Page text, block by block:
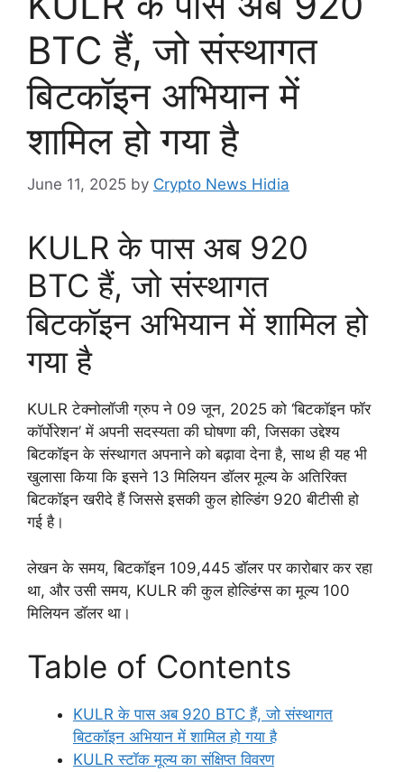
BTC हैं, जो संस्थागत
बिटकॉइन अभियान में
शामिल हो गया है
June 11, 2025 by Crypto News Hidia
KULR के पास अब 920
BTC हैं, जो संस्थागत
बिटकॉइन अभियान में शामिल हो
गया है
KULR टेक्नोलॉजी ग्रुप ने 09 जून, 2025 को ‘बिटकॉइन फॉर
कॉर्पोरेशन’ में अपनी सदस्यता की घोषणा की, जिसका उद्देश्य
बिटकॉइन के संस्थागत अपनाने को बढ़ावा देना है, साथ ही यह भी
खुलासा किया कि इसने 13 मिलियन डॉलर मूल्य के अतिरिक्त
बिटकॉइन खरीदे हैं जिससे इसकी कुल होल्डिंग 920 बीटीसी हो
गई है।
लेखन के समय, बिटकॉइन 109,445 डॉलर पर कारोबार कर रहा
था, और उसी समय, KULR की कुल होल्डिंग्स का मूल्य 100
मिलियन डॉलर था।
Table of Contents
KULR के पास अब 920 BTC हैं, जो संस्थागत
बिटकॉइन अभियान में शामिल हो गया है
KULR स्टॉक मूल्य का संक्षिप्त विवरण